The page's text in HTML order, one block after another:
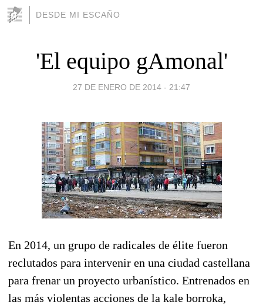
DESDE MI ESCAÑO
'El equipo gAmonal'
27 DE ENERO DE 2014 - 21:47
En 2014, un grupo de radicales de élite fueron
reclutados para intervenir en una ciudad castellana
para frenar un proyecto urbanístico. Entrenados en
las más violentas acciones de la kale borroka,